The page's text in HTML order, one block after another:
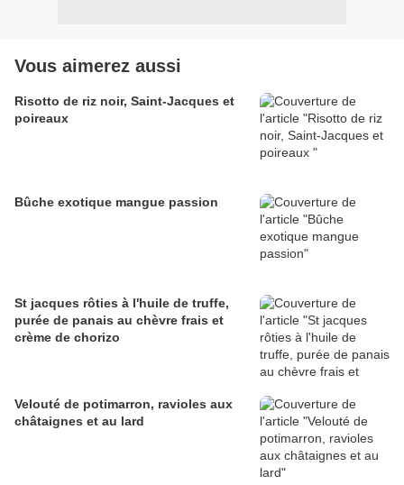
Vous aimerez aussi
Risotto de riz noir, Saint-Jacques et
poireaux
Bûche exotique mangue passion
St jacques rôties à l'huile de truffe,
purée de panais au chèvre frais et
crème de chorizo
Velouté de potimarron, ravioles aux
châtaignes et au lard